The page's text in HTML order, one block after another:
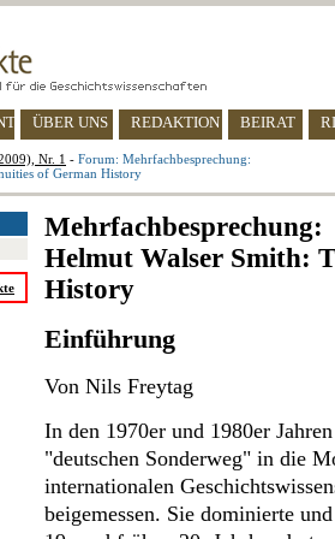
ÜBER UNS REDAKTION BEIRAT
Nr. 1 - Forum: Mehrfachbesprechung:
of German History
Mehrfachbesprechung:
Helmut Walser Smith:
History
Einführung
Von Nils Freytag
In den 1970er und 1980er
"deutschen Sonderweg" in die
internationalen
beigemessen. Sie dominierte